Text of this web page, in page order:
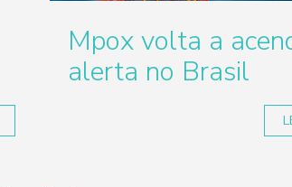
Mpox volta a
alerta no Brasil